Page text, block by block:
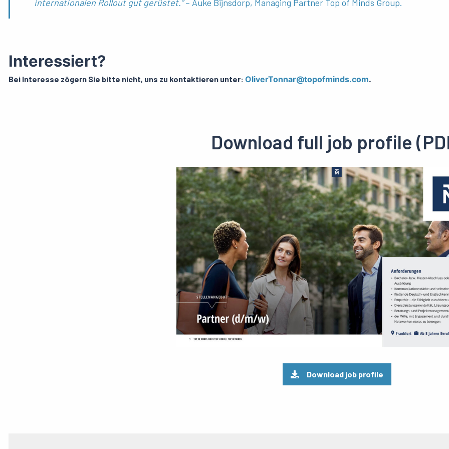
internationalen Rolloutgut gerüstet.”– Auke Bijnsdorp, Managing Partner Top of Minds Group.
Interessiert?
Bei Interesse zögern Sie bitte nicht, uns zu kontaktieren unter: OliverTonnar@topofminds.com.
Download full job profile
Preview
pdf
Download job profile